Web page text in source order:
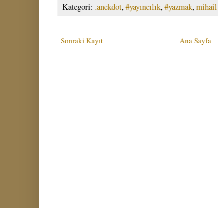
Kategori: .anekdot,#yayıncılık,#yazmak,mihail
Sonraki Kayıt Ana Sayfa